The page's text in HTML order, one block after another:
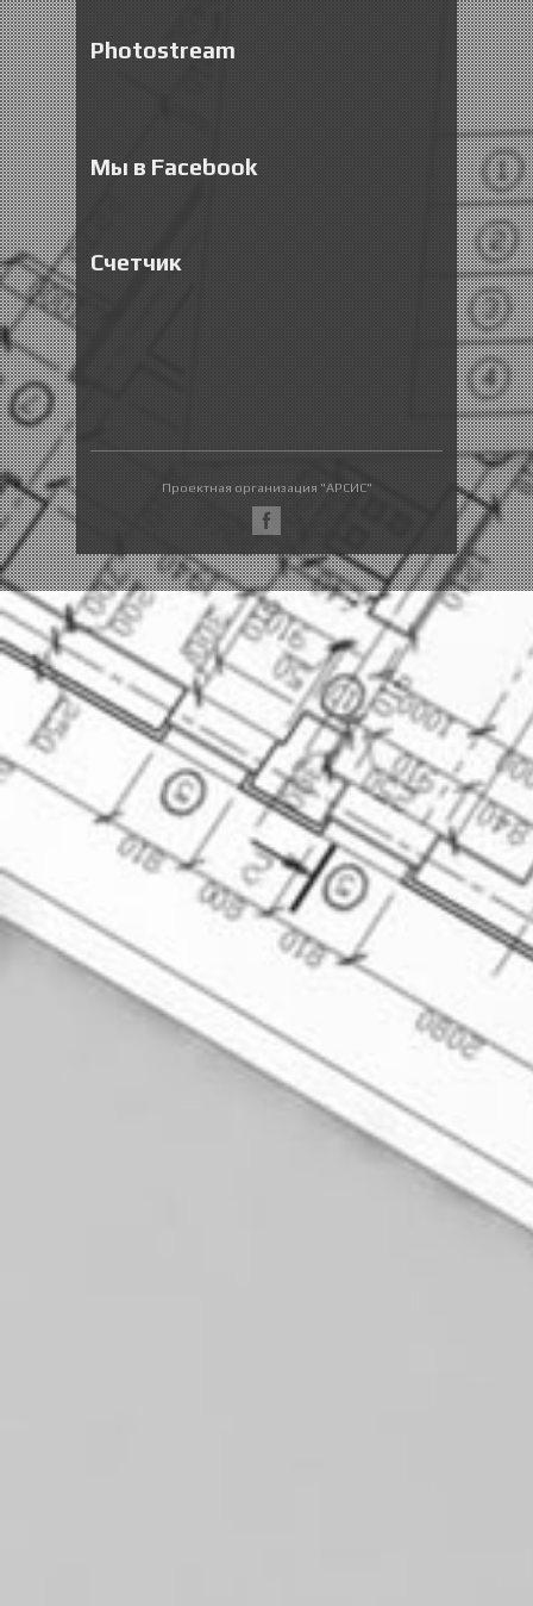
Photostream
Мы в Facebook
Счетчик
Проектная организация "АРСИС"